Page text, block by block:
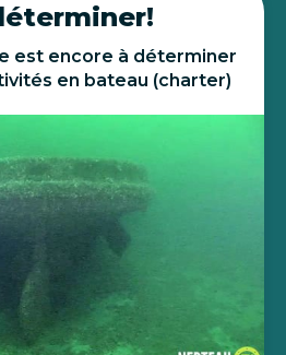
est encore à déterminer
en bateau (charter)